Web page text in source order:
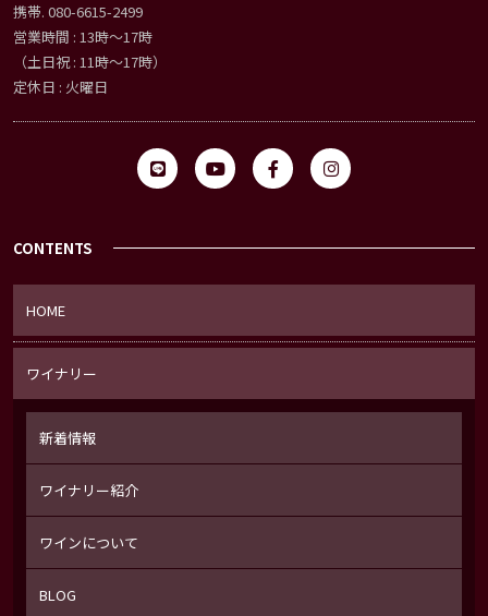
携帯. 080-6615-2499
営業時間 : 13時〜17時
（土日祝 : 11時〜17時）
定休日 : 火曜日
CONTENTS
HOME
ワイナリー
新着情報
ワイナリー紹介
ワインについて
BLOG